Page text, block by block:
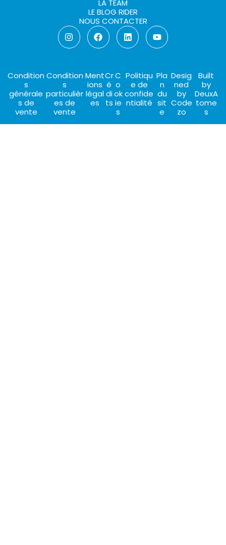
LA TEAM
LE BLOG RIDER
NOUS CONTACTER
Condition
s
générale
s de
vente
Condition
s
particulièr
es de
vente
Ment
ions
légal
es
Cr
é
di
ts
C
o
ok
ie
s
Politiqu
e de
confide
ntialité
Pla
n
du
sit
e
Desig
ned
by
Code
zo
Built
by
DeuxA
tome
s